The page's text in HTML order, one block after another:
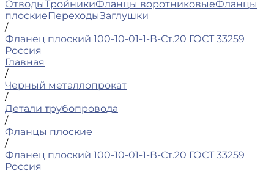
ОтводыТройникиФланцы воротниковыеФланцы
плоскиеПереходыЗаглушки
/
Фланец плоский 100-10-01-1-В-Ст.20 ГОСТ 33259
Россия
Главная
/
Черный металлопрокат
/
Детали трубопровода
/
Фланцы плоские
/
Фланец плоский 100-10-01-1-В-Ст.20 ГОСТ 33259
Россия